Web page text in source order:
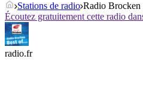
Stations de radio Radio Brocken
Écoutez gratuitement cette radio
radio.fr